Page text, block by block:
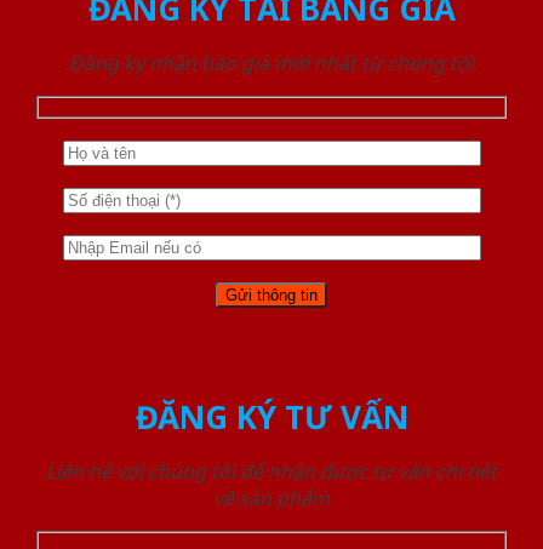
Đăng ký nhận báo giá mới nhất từ chúng tôi
ĐĂNG KÝ TƯ VẤN
Liên hệ với chúng tôi để nhận được tư vấn chi tiết
về sản phẩm